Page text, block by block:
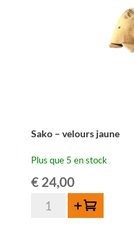
Sako – velours jaune
Plus que 5 en stock
€24,00
quantité
Ajouter au panier